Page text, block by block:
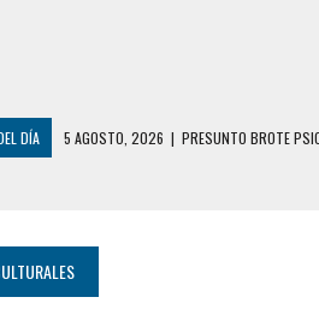
DÍA 5 AGOSTO, 2026 | HORROR EN BARINAS:
2026 | AYUDABA A PERSONAS EN SITUACIÓN DE